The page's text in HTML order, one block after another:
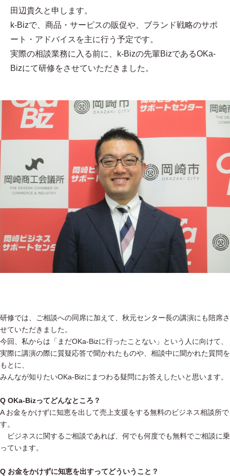
田辺貴久と申します。
k-Bizで、商品・サービスの販促や、ブランド戦略のサポ
ート・アドバイスを主に行う予定です。
実際の相談業務に入る前に、k-Bizの先輩BizであるOKa-
Bizにて研修をさせていただきました。
研修では、ご相談への同席に加えて、秋元センター長の講演にも陪席さ
せていただきました。
今回、私からは「まだOKa-Bizに行ったことない」という人に向けて、
実際に講演の際に質疑応答で聞かれたものや、相談中に聞かれた質問を
もとに、
みんなが知りたいOKa-Bizにまつわる疑問にお答えしたいと思います。
Q OKa-Bizってどんなところ？
A お金をかけずに知恵を出して売上支援をする無料のビジネス相談所で
す。
ビジネスに関するご相談であれば、何でも何度でも無料でご相談に乗
っています。
Q お金をかけずに知恵を出すってどういうこと？